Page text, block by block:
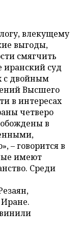
влекущему
выгоды,
смягчить
суд
с двойным
Высшего
в интересах
четверо
в
– говорится в
имеют
Среди